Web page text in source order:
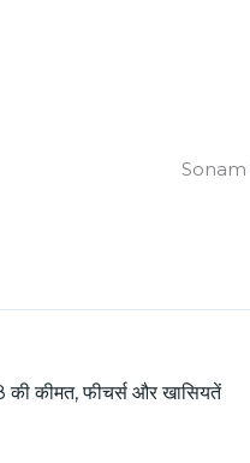
Sonam
कीमत, फीचर्स और खासियतें